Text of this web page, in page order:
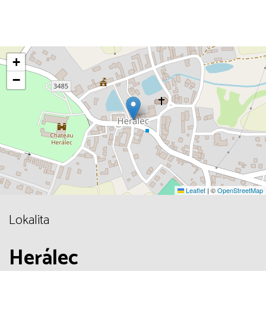
+
−
Leaflet | ©OpenStreetMap
Lokalita
Herálec